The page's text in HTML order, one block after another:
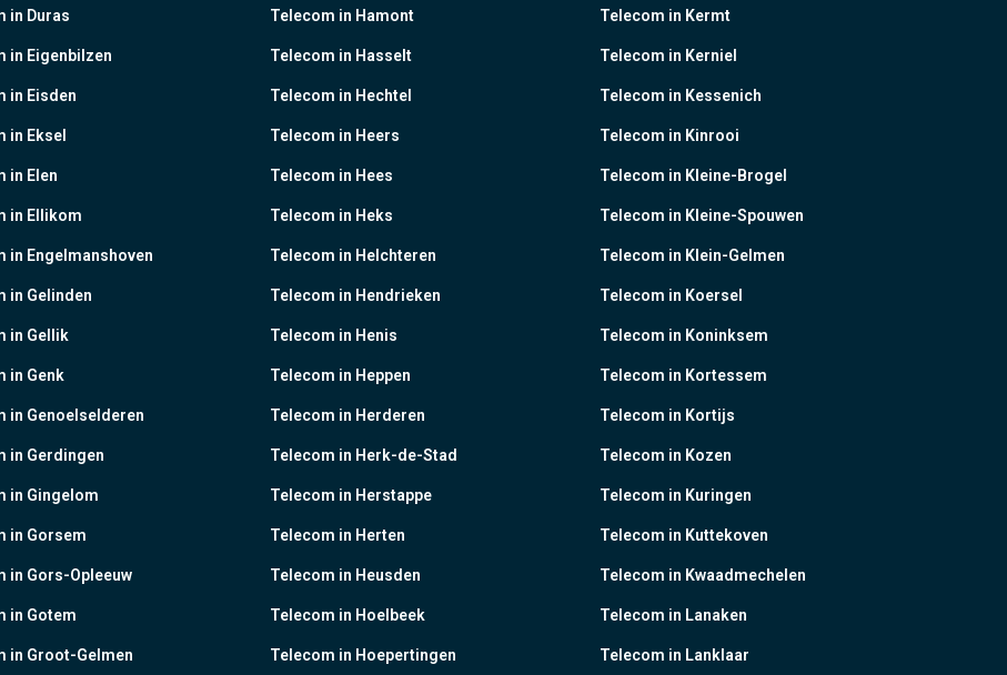
in Duras
in Eigenbilzen
in Eisden
in Eksel
in Elen
in Ellikom
in Engelmanshoven
in Gelinden
in Gellik
in Genk
in Genoelselderen
in Gerdingen
in Gingelom
in Gorsem
in Gors-Opleeuw
in Gotem
in Groot-Gelmen
Telecom in Hamont
Telecom in Hasselt
Telecom in Hechtel
Telecom in Heers
Telecom in Hees
Telecom in Heks
Telecom in Helchteren
Telecom in Hendrieken
Telecom in Henis
Telecom in Heppen
Telecom in Herderen
Telecom in Herk-de-Stad
Telecom in Herstappe
Telecom in Herten
Telecom in Heusden
Telecom in Hoelbeek
Telecom in Hoepertingen
Telecom in Kermt
Telecom in Kerniel
Telecom in Kessenich
Telecom in Kinrooi
Telecom in Kleine-Brogel
Telecom in Kleine-Spouwen
Telecom in Klein-Gelmen
Telecom in Koersel
Telecom in Koninksem
Telecom in Kortessem
Telecom in Kortijs
Telecom in Kozen
Telecom in Kuringen
Telecom in Kuttekoven
Telecom in Kwaadmechelen
Telecom in Lanaken
Telecom in Lanklaar